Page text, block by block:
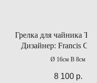
Грелка для чайника
Дизайнер: Francis
Ø 16см В 8см
8 100 р.